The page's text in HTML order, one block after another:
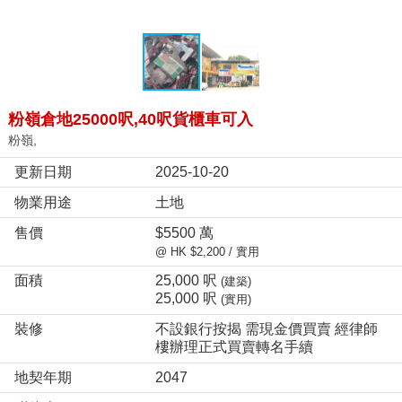
粉嶺倉地25000呎,40呎貨櫃車可入
粉嶺,
更新日期
2025-10-20
物業用途
土地
售價
$5500 萬
@ HK $2,200 / 實用
面積 25,000 呎 (建築)
25,000 呎 (實用)
裝修
不設銀行按揭 需現金價買賣 經律師
樓辦理正式買賣轉名手續
地契年期
2047